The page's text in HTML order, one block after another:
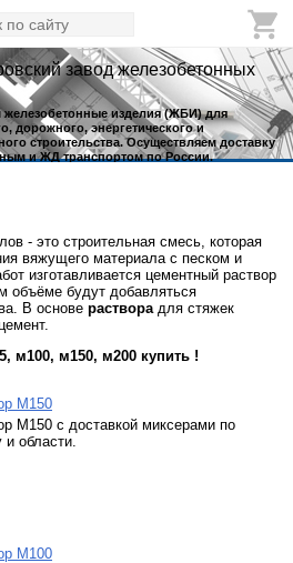
завод железобетонных
изделия (ЖБИ) для
дорожного, энергетического и
строительства. Осуществляем доставку
и ЖД транспортом по России.
- это строительная смесь, которая
вяжущего материала с песком и
изготавливается цементный раствор
объёме будут добавляться
В основе растворадля стяжек
м100, м150, м200 купить !
М150
М150 с доставкой миксерами по
и области.
М100